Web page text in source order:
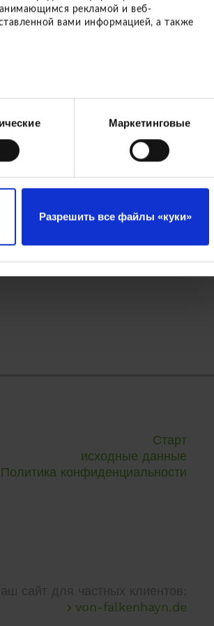
рекламой и веб-
вами информацией, а также
Маркетинговые
Разрешить все файлы «куки»
Старт
исходные данные
Политика конфиденциальности
von-falkenhayn.de